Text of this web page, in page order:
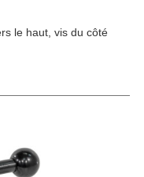
le haut, vis du côté